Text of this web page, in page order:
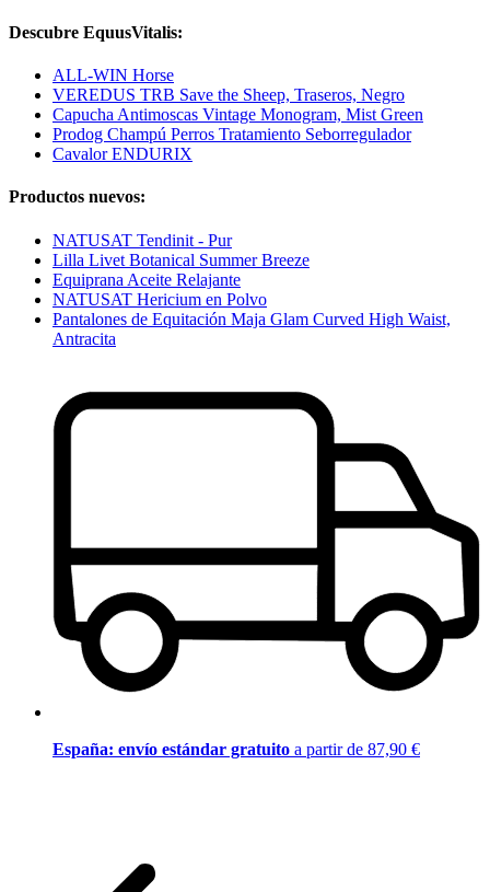
Descubre EquusVitalis:
ALL-WIN Horse
VEREDUS TRB Save the Sheep, Traseros, Negro
Capucha Antimoscas Vintage Monogram, Mist Green
Prodog Champú Perros Tratamiento Seborregulador
Cavalor ENDURIX
Productos nuevos:
NATUSAT Tendinit - Pur
Lilla Livet Botanical Summer Breeze
Equiprana Aceite Relajante
NATUSAT Hericium en Polvo
Pantalones de Equitación Maja Glam Curved High Waist,
Antracita
España: envío estándar gratuito a partir de 87,90 €